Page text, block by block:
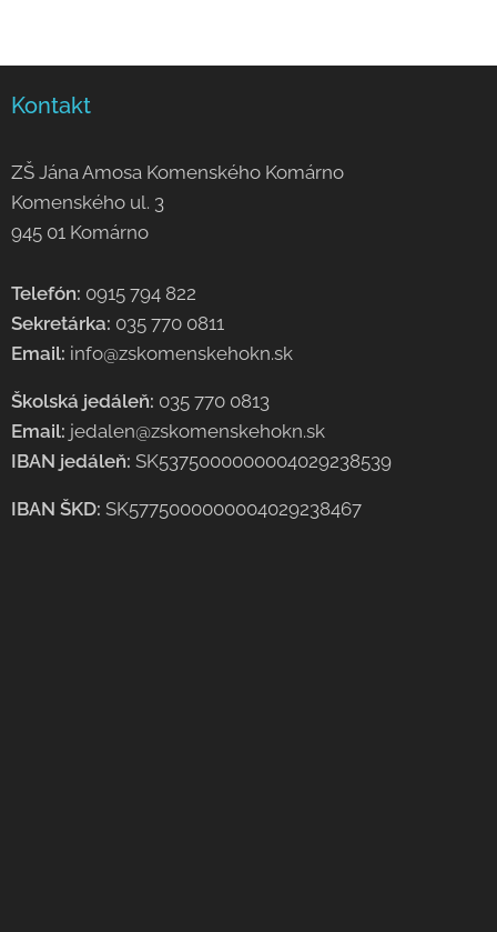
Kontakt
ZŠ Jána Amosa Komenského Komárno
Komenského ul. 3
945 01 Komárno
Telefón: 0915 794 822
Sekretárka: 035 770 0811
Email: info@zskomenskehokn.sk
Školská jedáleň: 035 770 0813
Email: jedalen@zskomenskehokn.sk
IBAN jedáleň: SK5375000000004029238539
IBAN ŠKD: SK5775000000004029238467